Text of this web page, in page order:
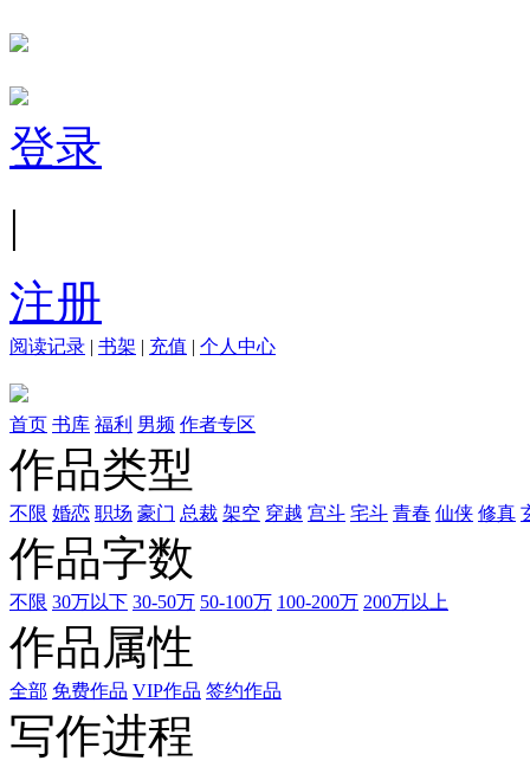
登录
|
注册
阅读记录 | 书架 | 充值 | 个人中心
首页 书库 福利 男频 作者专区
作品类型
不限 婚恋 职场 豪门 总裁 架空 穿越 宫斗 宅斗 青春 仙侠 修真
作品字数
不限 30万以下 30-50万 50-100万 100-200万 200万以上
作品属性
全部 免费作品 VIP作品 签约作品
写作进程